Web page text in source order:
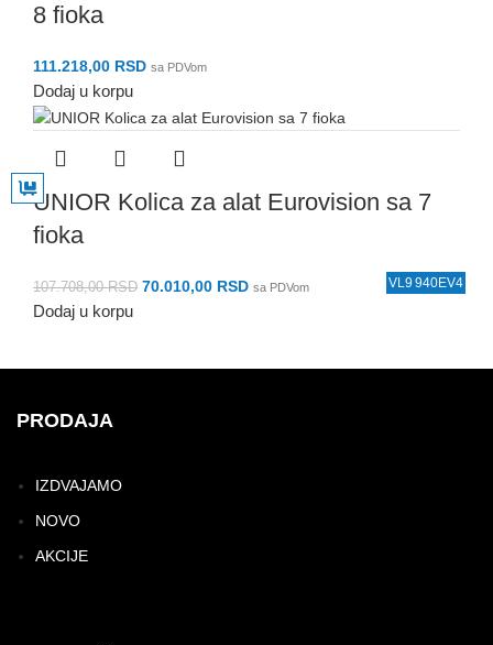
D16
VL964VDE7
940E3
K1
R5
VL964VDE1
8 fioka
111.218,00 RSD sa PDVom
Dodaj u korpu
940E6
UNIOR Kolica za alat Eurovision sa 7
fioka
107.708,00RSD 70.010,00 RSD sa PDVom
Dodaj u korpu
940EV4
PRODAJA
IZDVAJAMO
NOVO
AKCIJE